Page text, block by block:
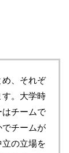
、それぞ
。大学時
チームで
チームが
の立場を